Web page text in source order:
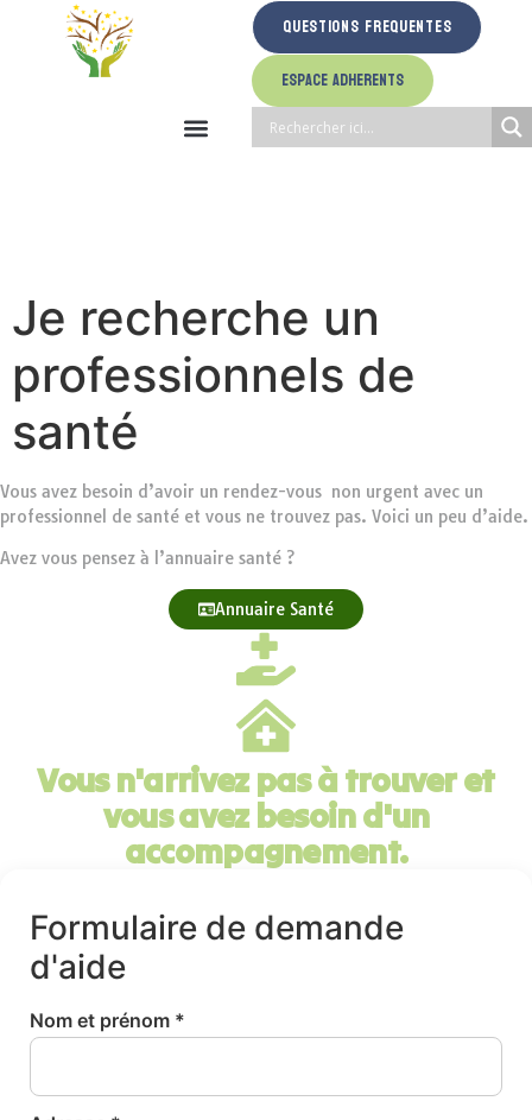
Questions Frequentes
Espace Adherents
Je recherche un
professionnels de
santé
Vous avez besoin d’avoir un rendez-vous non urgent avec un
professionnel de santé et vous ne trouvez pas. Voici un peu d’aide.
Avez vous pensez à l’annuaire santé ?
Annuaire Santé
Vous n'arrivez pas à trouver et
vous avez besoin d'un
accompagnement.
Formulaire de demande
d'aide
Nom et prénom *